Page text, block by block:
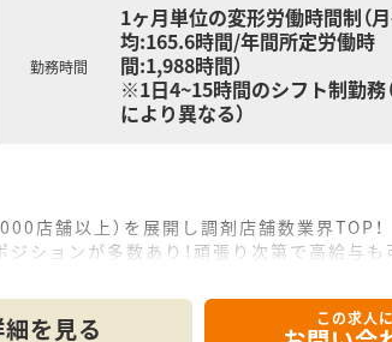
勤務時間
1ヶ月単位の変形労働時間制（
均:165.6時間/年間所定労働時
間:1,988時間）
※1日4~15時間のシフト制勤務
により異なる）
店舗以上）を展開し調剤店舗数業界TOP！
ションが多数あり！頑張り次第で高給与も
部組織と連携した研修を用意されています
キャリアパスが多種多様に用意されていま
を見る この求人に